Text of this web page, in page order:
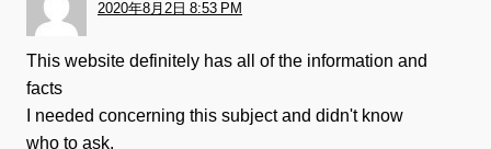
2020年8月2日 8:53 PM
This website definitely has all of the information and
facts
I needed concerning this subject and didn't know
who to ask.